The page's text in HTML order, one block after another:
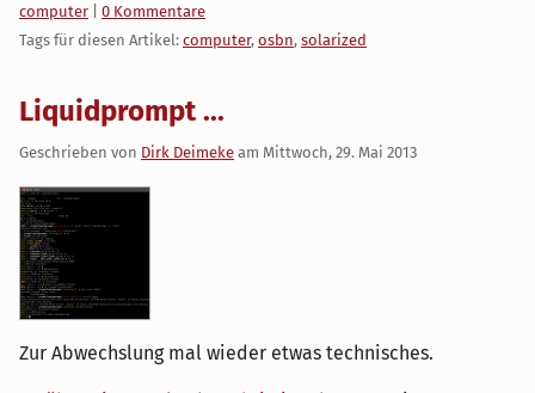
Kategorien:
computer
0 Kommentare
Tags für diesen Artikel: computer, osbn, solarized
Liquidprompt ...
Geschrieben von Dirk Deimeke am Mittwoch, 29. Mai 2013
Zur Abwechslung mal wieder etwas technisches.